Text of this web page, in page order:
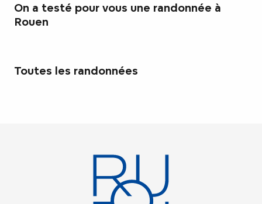
On a testé pour vous une randonnée à
Rouen
Toutes les randonnées